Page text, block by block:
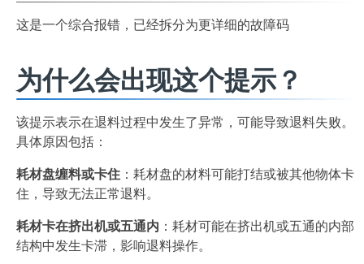
这是一个综合报错，已经拆分为更详细的故障码
为什么会出现这个提示？
该提示表示在退料过程中发生了异常，可能导致退料失败。
具体原因包括：
耗材盘缠料或卡住 ：耗材盘的材料可能打结或被其他物体卡
住，导致无法正常退料。
耗材卡在挤出机或五通内 ：耗材可能在挤出机或五通的内部
结构中发生卡滞，影响退料操作。